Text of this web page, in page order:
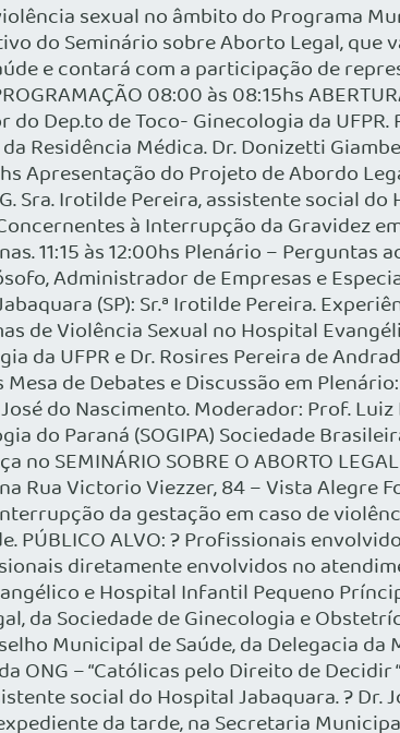
sexual no âmbito do Programa
do Seminário sobre Aborto Legal, que
e contará com a participação de
08:00 às 08:15hs
Dep.to de Toco- Ginecologia da
Residência Médica. Dr. Donizetti
Apresentação do Projeto de Abordo
Sra. Irotilde Pereira, assistente social do
à Interrupção da Gravidez
11:15 às 12:00hs Plenário – Perguntas
Administrador de Empresas e
(SP): Sr.ª Irotilde Pereira.
de Violência Sexual no Hospital
da UFPR e Dr. Rosires Pereira de
de Debates e Discussão em
do Nascimento. Moderador: Prof.
do Paraná (SOGIPA) Sociedade
SEMINÁRIO SOBRE O ABORTO
Rua Victorio Viezzer, 84 – Vista Alegre
da gestação em caso de
ALVO: ? Profissionais
diretamente envolvidos no
e Hospital Infantil Pequeno
da Sociedade de Ginecologia e
Municipal de Saúde, da Delegacia da
ONG – “Católicas pelo Direito de
social do Hospital Jabaquara. ? Dr.
da tarde, na Secretaria